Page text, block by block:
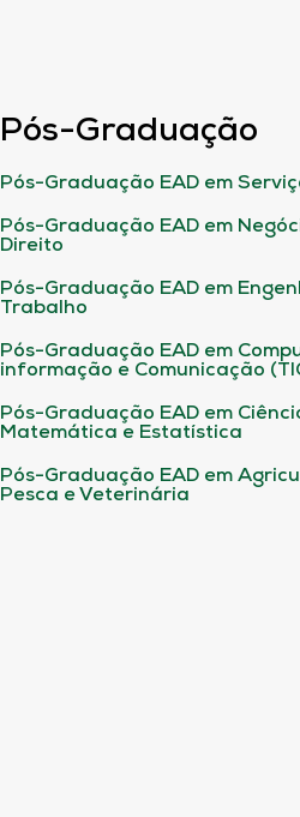
Pós-Graduação
Pós-Graduação EAD em
Pós-Graduação EAD em
Direito
Pós-Graduação EAD em
Trabalho
Pós-Graduação EAD em
informação e Comunicação
Pós-Graduação EAD em
Matemática e Estatística
Pós-Graduação EAD em
Pesca e Veterinária